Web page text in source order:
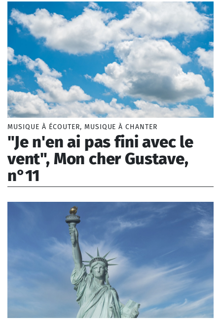
MUSIQUE À ÉCOUTER, MUSIQUE À CHANTER
"Je n'en ai pas fini avec le
vent", Mon cher Gustave,
n°11